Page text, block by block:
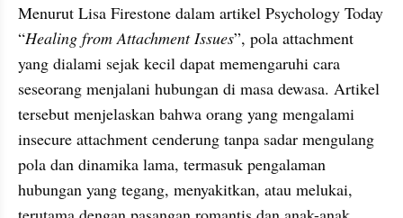
Menurut Lisa Firestone dalam artikel Psychology Today
“Healing from Attachment Issues”, pola attachment
yang dialami sejak kecil dapat memengaruhi cara
seseorang menjalani hubungan di masa dewasa. Artikel
tersebut menjelaskan bahwa orang yang mengalami
insecure attachment cenderung tanpa sadar mengulang
pola dan dinamika lama, termasuk pengalaman
hubungan yang tegang, menyakitkan, atau melukai,